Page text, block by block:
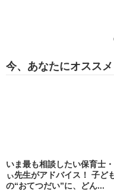
今、あなたにオススメ
いま最も相談したい保育士
ぃ先生がアドバイス！ 子ど
の“おてつだい”に、どん...